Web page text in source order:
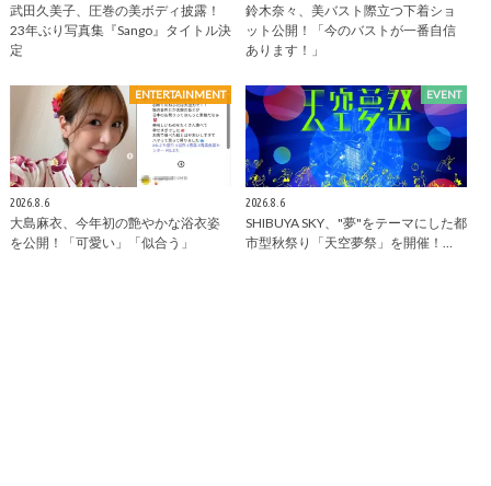
武田久美子、圧巻の美ボディ披露！
23年ぶり写真集『Sango』タイトル決
定
鈴木奈々、美バスト際立つ下着ショ
ット公開！「今のバストが一番自信
あります！」
ENTERTAINMENT
2026.8.6
大島麻衣、今年初の艶やかな浴衣姿
を公開！「可愛い」「似合う」
EVENT
2026.8.6
SHIBUYA SKY、"夢"をテーマにした都
市型秋祭り「天空夢祭」を開催！…